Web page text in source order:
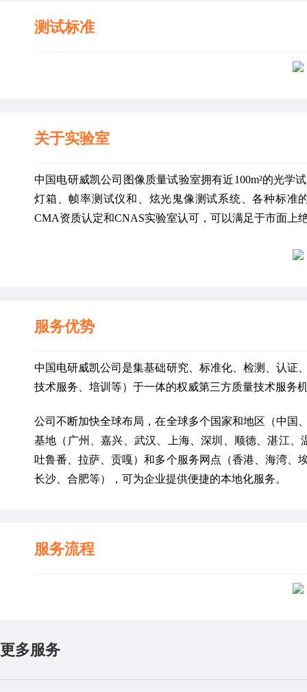
测试标准
关于实验室
中国电研威凯公司图像质量试验室拥有近100m²的光学
灯箱、帧率测试仪和、炫光鬼像测试系统、各种标准
CMA资质认定和CNAS实验室认可，可以满足于市面上
服务优势
中国电研威凯公司是集基础研究、标准化、检测、认证
技术服务、培训等）于一体的权威第三方质量技术服务
公司不断加快全球布局，在全球多个国家和地区（中国
基地（广州、嘉兴、武汉、上海、深圳、顺德、湛江
吐鲁番、拉萨、贡嘎）和多个服务网点（香港、海湾、
长沙、合肥等），可为企业提供便捷的本地化服务。
服务流程
更多服务